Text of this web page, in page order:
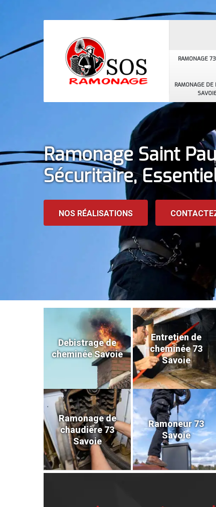
RAMONAGE
RAMONAGE DE
Ramonage Saint
Sécuritaire,
NOS RÉALISATIONS
Debistrage de
cheminée Savoie
Entretien de
cheminée 73
Savoie
Ramonage de
chaudière 73
Savoie
Ramoneur 73
Savoie